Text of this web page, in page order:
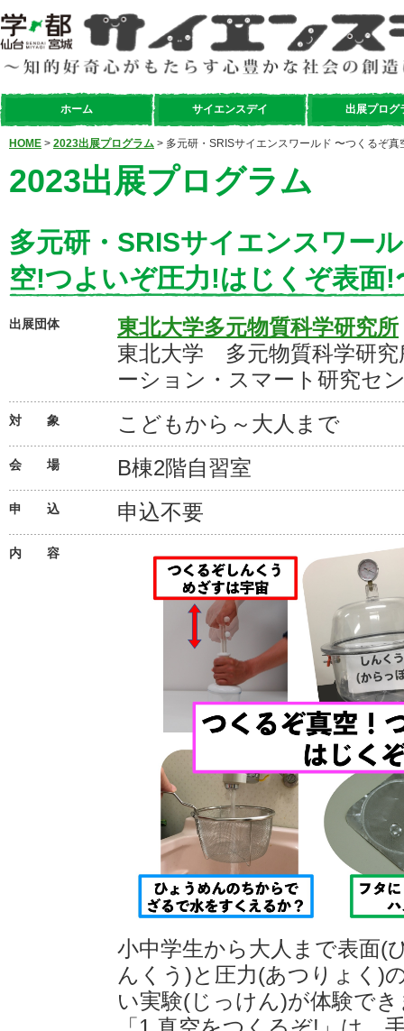
ホーム サイエンスデイ 出展プログ
HOME > 2023出展プログラム > 多元研・SRISサイエンスワールド 〜つくるぞ
2023出展プログラム
多元研・SRISサイエンスワー
空!つよいぞ圧力!はじくぞ表面!
出展団体
東北大学多元物質科学研究所
東北大学 多元物質科学研究
ーション・スマート研究セ
対 象 こどもから～大人まで
会 場 B棟2階自習室
申 込 申込不要
内 容
小中学生から大人まで表面(
んくう)と圧力(あつりょく)
い実験(じっけん)が体験で